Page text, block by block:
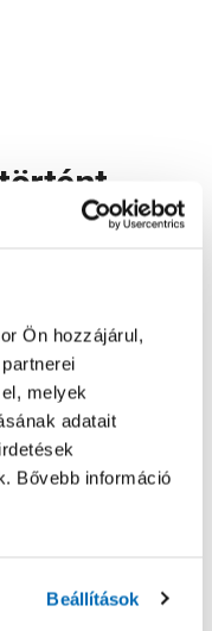
Ön hozzájárul,
melyek
adatait
Bővebb információ
Beállítások